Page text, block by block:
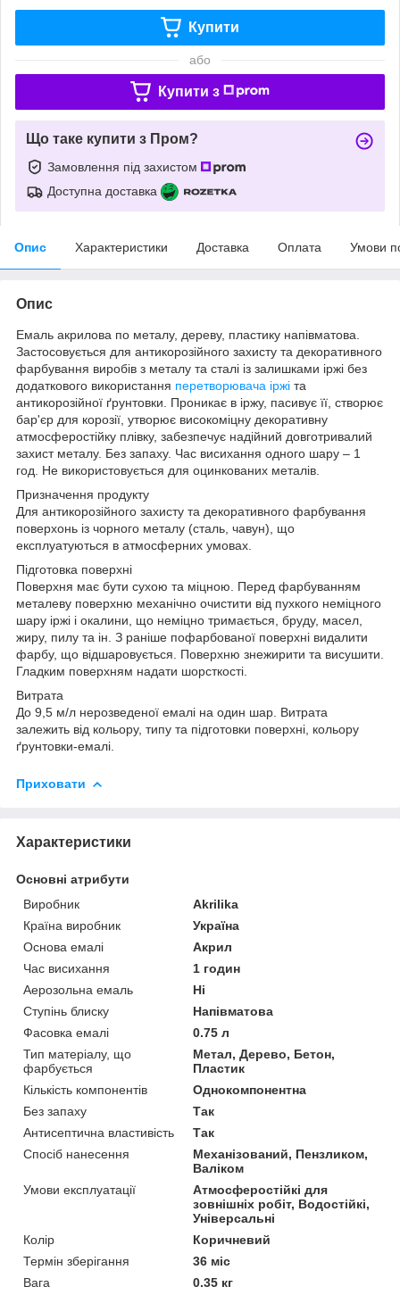
Купити
або
Купити з
Що таке купити з Пром?
Замовлення під захистом
Доступна доставка
Опис Характеристики Доставка Оплата Умови
Опис
Емаль акрилова по металу, дереву, пластику напівматова.
Застосовується для антикорозійного захисту та декоративного
фарбування виробів з металу та сталі із залишками іржі без
додаткового використання перетворювача іржі та
антикорозійної ґрунтовки. Проникає в іржу, пасивує її, створює
бар'єр для корозії, утворює високоміцну декоративну
атмосферостійку плівку, забезпечує надійний довготривалий
захист металу. Без запаху. Час висихання одного шару – 1
год. Не використовується для оцинкованих металів.
Призначення продукту
Для антикорозійного захисту та декоративного фарбування
поверхонь із чорного металу (сталь, чавун), що
експлуатуються в атмосферних умовах.
Підготовка поверхні
Поверхня має бути сухою та міцною. Перед фарбуванням
металеву поверхню механічно очистити від пухкого неміцного
шару іржі і окалини, що неміцно тримається, бруду, масел,
жиру, пилу та ін. З раніше пофарбованої поверхні видалити
фарбу, що відшаровується. Поверхню знежирити та висушити.
Гладким поверхням надати шорсткості.
Витрата
До 9,5 м/л нерозведеної емалі на один шар. Витрата
залежить від кольору, типу та підготовки поверхні, кольору
ґрунтовки-емалі.
Приховати
Характеристики
Основні атрибути
Виробник
Akrilika
Країна виробник
Україна
Основа емалі
Акрил
Час висихання
1 годин
Аерозольна емаль
Ні
Ступінь блиску
Напівматова
Фасовка емалі
0.75 л
Тип матеріалу, що
фарбується
Метал, Дерево, Бетон,
Пластик
Кількість компонентів
Однокомпонентна
Без запаху
Так
Антисептична властивість
Так
Спосіб нанесення
Механізований, Пензликом,
Валіком
Умови експлуатації
Атмосферостійкі для
зовнішніх робіт, Водостійкі,
Універсальні
Колір
Коричневий
Термін зберігання
36 міс
Вага
0.35 кг